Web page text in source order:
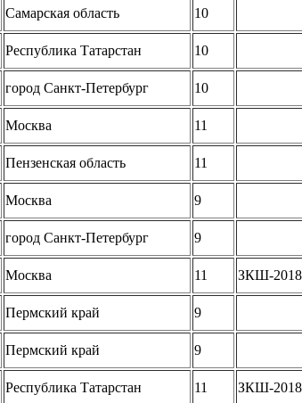
Самарская область 10
Республика Татарстан 10
город Санкт-Петербург 10
Москва 11
Пензенская область 11
Москва 9
город Санкт-Петербург 9
Москва 11 ЗКШ-
Пермский край 9
Пермский край 9
Республика Татарстан 11 ЗКШ-